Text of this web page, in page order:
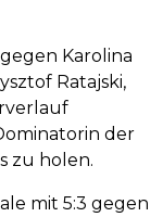
gegen Karolina
Ratajski,
der
zu holen.
mit 5:3 gegen